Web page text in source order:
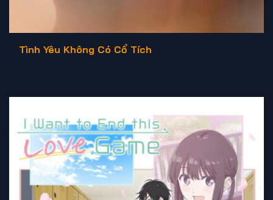
Tình Yêu Không Có Cổ Tích